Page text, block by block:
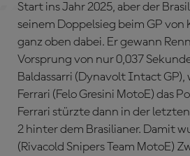
Start ins Jahr 2025, aber der
seinem Doppelsieg beim GP von
ganz oben dabei. Er gewann
Vorsprung von nur 0,037
Baldassarri (Dynavolt Intact
Ferrari (Felo Gresini MotoE) das
Ferrari stürzte dann in der
2 hinter dem Brasilianer. Damit
(Rivacold Snipers Team MotoE)